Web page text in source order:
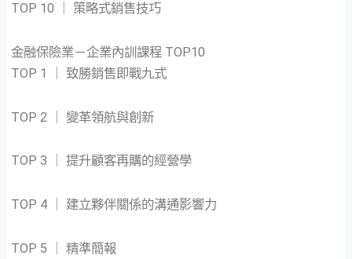
TOP 10 ｜ 策略式銷售技巧
金融保險業－企業內訓課程 TOP10
TOP 1 ｜ 致勝銷售即戰九式
TOP 2 ｜ 變革領航與創新
TOP 3 ｜ 提升顧客再購的經營學
TOP 4 ｜ 建立夥伴關係的溝通影響力
TOP 5 ｜ 精準簡報